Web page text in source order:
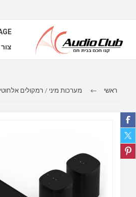
ראשי מערכות מיני / רמקולים